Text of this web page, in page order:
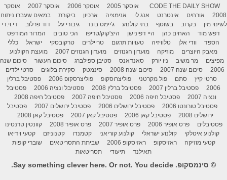
CODE THE DAILY SHOW אוסקר 2005 אוסקר 2006 אוסקר 2007
אוסקר
2008
אורחים אינטרנט אנג לי אנימציה ארכיון ביקורת
במאים שעברו ניתוח
לשינוי מין
בקרוב בשוטף בתי קולנוע ג'יימס בונד גיבורי על דוד פרלוב
די.וי.די
דפש מוד
האחים כהן היי דפינישן היצ'קוק/טריפו הכי טובים
המדור המודפס
הספד
וודי אלן טלוויזיה טעויות תרגום טריילרים טרקובסקי ישראל
כללי
מאבק היוצרים
מוזיקה מועדון הגנוזים מועדון הגנוזים 2007
מועצת הקולנוע
מפיצים
מר משיב ניו יורק סאנדאנס סטיבן ספילברג סיכום העשור
סיכום שנה
2006
סיכום שנה 2007 סיכום שנה 2008 סינמטק סקירת בלוגים
סרטי ילדים
סרטי קיץ
סתם פול מקרטני פוליצרוסקופ פוליצרסקופ 2006
פסטיבל ברלין
2006
פסטיבל ברלין 2007 פסטיבל ברלין 2008 פסטיבל ונציה 2006
פסטיבל
ונציה 2007
פסטיבל חיפה 2006 פסטיבל חיפה 2007
פסטיבל חיפה 2008
פסטיבל טורונטו 2006
פסטיבל ירושלים 2006 פסטיבל ירושלים 2007
פסטיבל
ירושלים 2008
פסטיבל קאן 2006 פסטיבל קאן 2007
פסטיבל קאן 2008
פסטיבלים
פרס אופיר 2006 פרס אופיר 2007 פרס אופיר 2008
קוונטין טרנטינו
קולנוע איטלקי
קולנוע ישראלי קולנוע קוריאני קטמנדו קטנוניזם
קטעי וידיאו
קטעי מוזיקה
ראזיסקופ ראזיסקופ 2006 שביתת התסריטאים
שוברי קופות
תאילנד
תיעודי תסריטאות
© סינמסקופ. Say something clever here. Or not. You decide.